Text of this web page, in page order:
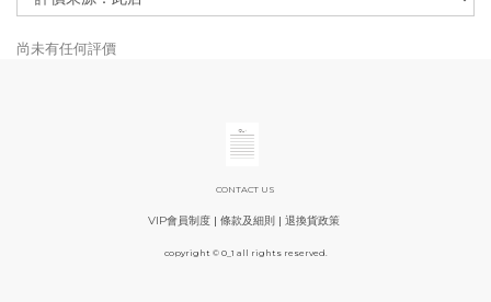
尚未有任何評價
CONTACT US
VIP會員制度 | 條款及細則 | 退換貨政策
copyright © 0_1 all rights reserved.